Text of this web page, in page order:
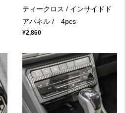
ティークロス / インサイドド
アパネル / 4pcs
¥2,860